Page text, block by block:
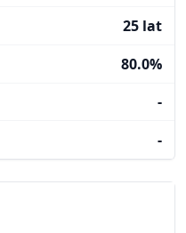
25 lat
80.0%
-
-